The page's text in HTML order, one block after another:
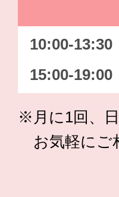
10:00-13:30
15:00-19:00
※月に1回、
お気軽にご